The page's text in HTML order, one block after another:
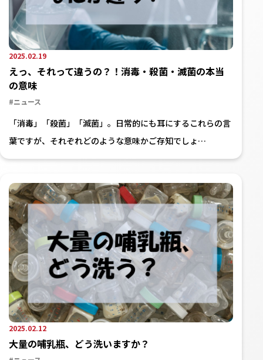
2025.02.19
えっ、それって違うの？！消毒・殺菌・滅菌の本当
の意味
#ニュース
「消毒」「殺菌」「滅菌」。日常的にも耳にするこれらの言
葉ですが、それぞれどのような意味かご存知でしょ…
2025.02.12
大量の哺乳瓶、どう洗いますか？